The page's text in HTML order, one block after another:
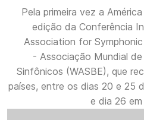
Pela primeira vez a
edição da Conferência
Association for
- Associação Mundial
Sinfônicos (WASBE), que
países, entre os dias 20 e 25
e dia 26